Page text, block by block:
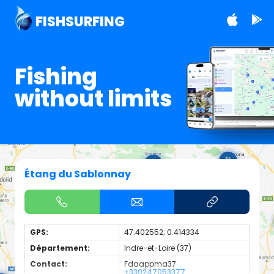
FISHSURFING
Fishing
without limits
Étang du Sablonnay
GPS:
47.402552; 0.414334
Département:
Indre-et-Loire (37)
Contact:
Fdaappma37